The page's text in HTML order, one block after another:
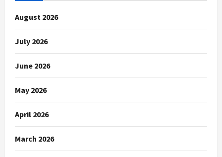
August 2026
July 2026
June 2026
May 2026
April 2026
March 2026